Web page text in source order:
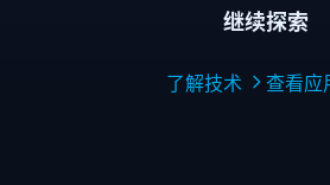
继续探索
了解技术 查看应